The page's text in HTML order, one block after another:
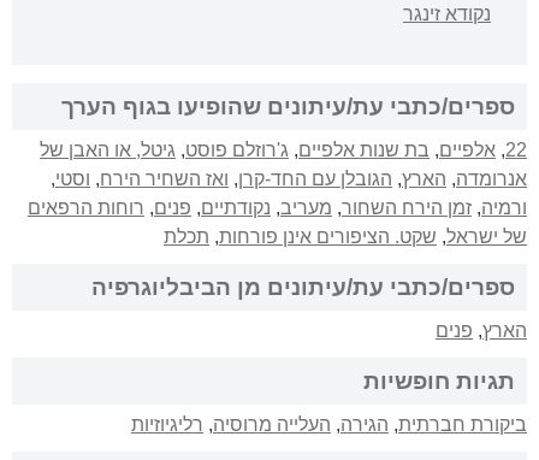
נקודא זינגר
ספרים/כתבי עת/עיתונים שהופיעו בגוף הערך
22
, אלפיים, בת שנות אלפיים, ג'רוזלם פוסט, גיטל, או האבן של
אנרומדה, הארץ, הגובלן עם החד-קרן, ואז השחיר הירח, וסטי,
ורמיה, זמן הירח השחור, מעריב, נקודתיים, פנים, רוחות הרפאים
של ישראל, שקט. הציפורים אינן פורחות, תכלת
ספרים/כתבי עת/עיתונים מן הביבליוגרפיה
הארץ, פנים
תגיות חופשיות
ביקורת חברתית, הגירה, העלייה מרוסיה, רליגיוזיות